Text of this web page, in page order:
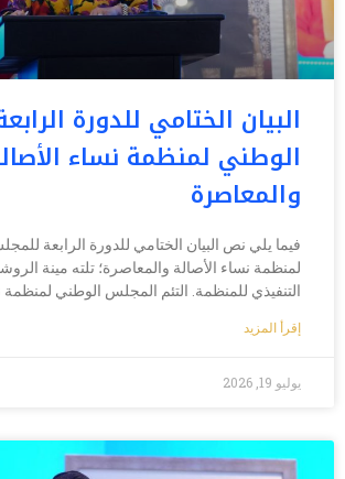
البيان الختامي للدورة
الوطني لمنظمة نساء
والمعاصرة
فيما يلي نص البيان الختامي للدورة الرابعة
لمنظمة نساء الأصالة والمعاصرة؛ تلته مينة
التنفيذي للمنظمة. التئم المجلس الوطني لمنظمة
إقرأ المزيد
يوليو 19, 2026